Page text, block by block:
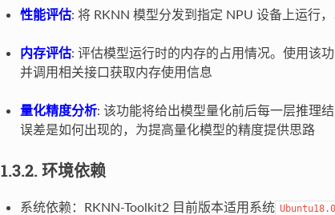
性能评估: 将 RKNN 模型分发到指定 NPU 设备上运行
内存评估: 评估模型运行时的内存的占用情况。使用该
并调用相关接口获取内存使用信息
量化精度分析: 该功能将给出模型量化前后每一层推理
误差是如何出现的，为提高量化模型的精度提供思路
1.3.2. 环境依赖
系统依赖：RKNN-Toolkit2 目前版本适用系统